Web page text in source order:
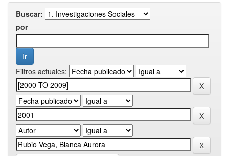
Buscar:
por
Filtros actuales: